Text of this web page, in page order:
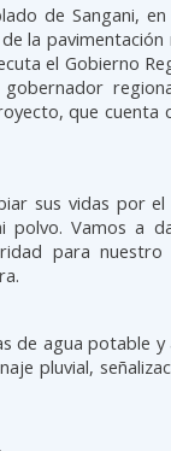
de Sangani,
la
el Gobierno
gobernador
que cuenta
sus vidas por el
polvo. Vamos a
para nuestro
de agua potable y
pluvial,